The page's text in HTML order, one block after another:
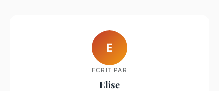
E
ECRIT PAR
Elise